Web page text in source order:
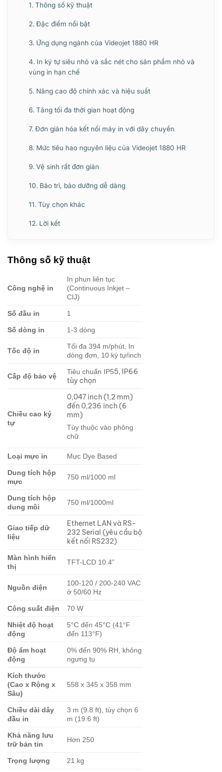
Thông số kỹ thuật
Đặc điểm nổi bật
Ứng dụng ngành của Videojet 1880 HR
In ký tự siêu nhỏ và sắc nét cho sản phẩm nhỏ và
vùng in hạn chế
Nâng cao độ chính xác và hiệu suất
Tăng tối đa thời gian hoạt động
Đơn giản hóa kết nối máy in với dây chuyền
Mức tiêu hao nguyên liệu của Videojet 1880 HR
Vệ sinh rất đơn giản
Bảo trì, bảo dưỡng dễ dàng
Tùy chọn khác
Lời kết
Thông số kỹ thuật
Công nghệ in
In phun liên tục
(Continuous Inkjet –
CIJ)
Số đầu in 1
Số dòng in 1-3 dòng
Tốc độ in
Tối đa 394 m/phút, In
dòng đơn, 10 ký tự/inch
Cấp độ bảo vệ
Tiêu chuẩn IP55, IP66
tùy chọn
Chiều cao ký
tự
0,047 inch (1,2 mm)
đến 0,236 inch (6
mm)
Tùy thuộc vào phông
chữ
Loại mực in Mực Dye Based
Dung tích hộp
mực
750 ml/1000 ml
Dung tích hộp
dung môi
750 ml/1000ml
Giao tiếp dữ
liệu
Ethernet LAN và RS-
232 Serial (yêu cầu bộ
kết nối RS232)
Màn hình hiển
thị
TFT-LCD 10.4”
Nguồn điện
100-120 / 200-240 VAC
ở 50/60 Hz
Công suất điện 70 W
Nhiệt độ hoạt
động
5°C đến 45°C (41°F
đến 113°F)
Độ ẩm hoạt
động
0% đến 90% RH, không
ngưng tụ
Kích thước
(Cao x Rộng x
Sâu)
558 x 345 x 358 mm
Chiều dài dây
đầu in
3 m (9.8 ft), tùy chọn 6
m (19.6 ft)
Khả năng lưu
trữ bản tin
Hơn 250
Trọng lượng 21 kg